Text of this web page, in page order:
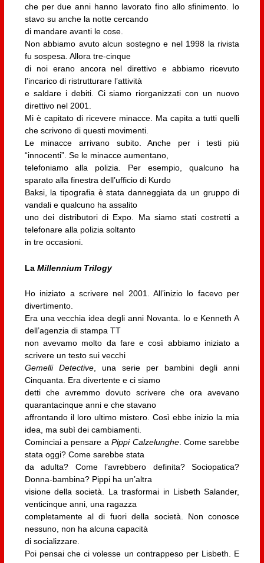
che per due anni hanno lavorato fino allo sfinimento. Io
stavo su anche la notte cercando
di mandare avanti le cose.
Non abbiamo avuto alcun sostegno e nel 1998 la rivista
fu sospesa. Allora tre-cinque
di noi erano ancora nel direttivo e abbiamo ricevuto
l’incarico di ristrutturare l’attività
e saldare i debiti. Ci siamo riorganizzati con un nuovo
direttivo nel 2001.
Mi è capitato di ricevere minacce. Ma capita a tutti quelli
che scrivono di questi movimenti.
Le minacce arrivano subito. Anche per i testi più
“innocenti”. Se le minacce aumentano,
telefoniamo alla polizia. Per esempio, qualcuno ha
sparato alla finestra dell’ufficio di Kurdo
Baksi, la tipografia è stata danneggiata da un gruppo di
vandali e qualcuno ha assalito
uno dei distributori di Expo. Ma siamo stati costretti a
telefonare alla polizia soltanto
in tre occasioni.
La Millennium Trilogy
Ho iniziato a scrivere nel 2001. All’inizio lo facevo per
divertimento.
Era una vecchia idea degli anni Novanta. Io e Kenneth A
dell’agenzia di stampa TT
non avevamo molto da fare e così abbiamo iniziato a
scrivere un testo sui vecchi
Gemelli Detective, una serie per bambini degli anni
Cinquanta. Era divertente e ci siamo
detti che avremmo dovuto scrivere che ora avevano
quarantacinque anni e che stavano
affrontando il loro ultimo mistero. Così ebbe inizio la mia
idea, ma subì dei cambiamenti.
Cominciai a pensare aPippi Calzelunghe. Come sarebbe
stata oggi? Come sarebbe stata
da adulta? Come l’avrebbero definita? Sociopatica?
Donna-bambina? Pippi ha un’altra
visione della società. La trasformai in Lisbeth Salander,
venticinque anni, una ragazza
completamente al di fuori della società. Non conosce
nessuno, non ha alcuna capacità
di socializzare.
Poi pensai che ci volesse un contrappeso per Lisbeth. E